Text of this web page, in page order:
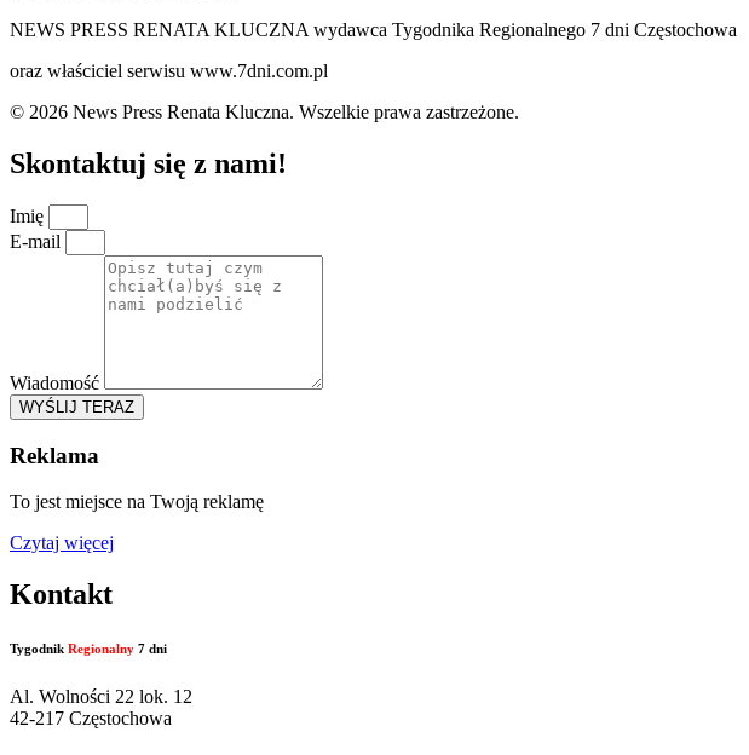
NEWS PRESS RENATA KLUCZNA wydawca Tygodnika Regionalnego 7 dni Częstochowa
oraz właściciel serwisu www.7dni.com.pl
© 2026 News Press Renata Kluczna. Wszelkie prawa zastrzeżone.
Skontaktuj się z nami!
Imię
E-mail
Wiadomość
WYŚLIJ TERAZ
Reklama
To jest miejsce na Twoją reklamę
Czytaj więcej
Kontakt
Tygodnik Regionalny 7 dni
Al. Wolności 22 lok. 12
42-217 Częstochowa